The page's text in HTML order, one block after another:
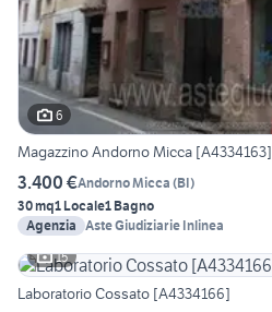
6
Magazzino Andorno Micca [A4334163]
3.400 €Andorno Micca (BI)
30 mq1 Locale1 Bagno
Agenzia Aste Giudiziarie Inlinea
15
Laboratorio Cossato [A4334166]